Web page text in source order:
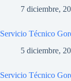
7 diciembre,
Servicio Técnico
5 diciembre,
Servicio Técnico